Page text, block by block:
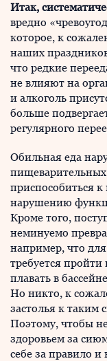
Итак,
вредно
которое, к
наших
что редкие
не влияют на
и алкоголь
больше
регулярного
Обильная еда
приспособиться к
нарушению
Кроме того,
неминуемо
например, что
требуется
плавать в
Но никто, к
застолья к таким
Поэтому, чтобы
здоровьем за
себе за правило и